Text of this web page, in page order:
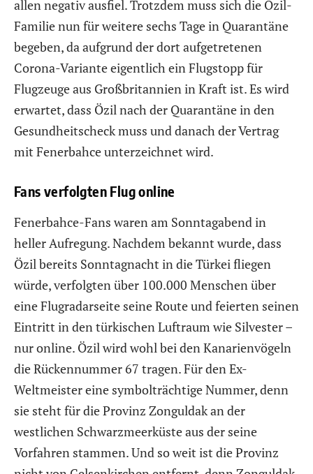
allen negativ ausfiel. Trotzdem muss sich die Özil-
Familie nun für weitere sechs Tage in Quarantäne
begeben, da aufgrund der dort aufgetretenen
Corona-Variante eigentlich ein Flugstopp für
Flugzeuge aus Großbritannien in Kraft ist. Es wird
erwartet, dass Özil nach der Quarantäne in den
Gesundheitscheck muss und danach der Vertrag
mit Fenerbahce unterzeichnet wird.
Fans verfolgten Flug online
Fenerbahce-Fans waren am Sonntagabend in
heller Aufregung. Nachdem bekannt wurde, dass
Özil bereits Sonntagnacht in die Türkei fliegen
würde, verfolgten über 100.000 Menschen über
eine Flugradarseite seine Route und feierten seinen
Eintritt in den türkischen Luftraum wie Silvester –
nur online. Özil wird wohl bei den Kanarienvögeln
die Rückennummer 67 tragen. Für den Ex-
Weltmeister eine symbolträchtige Nummer, denn
sie steht für die Provinz Zonguldak an der
westlichen Schwarzmeerküste aus der seine
Vorfahren stammen. Und so weit ist die Provinz